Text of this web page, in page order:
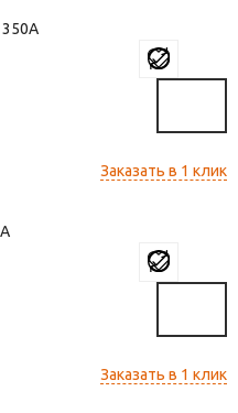
350
Заказать в 1 клик
Заказать в 1 клик